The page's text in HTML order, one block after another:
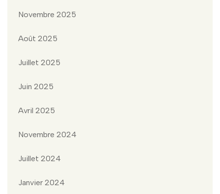
Novembre 2025
Août 2025
Juillet 2025
Juin 2025
Avril 2025
Novembre 2024
Juillet 2024
Janvier 2024